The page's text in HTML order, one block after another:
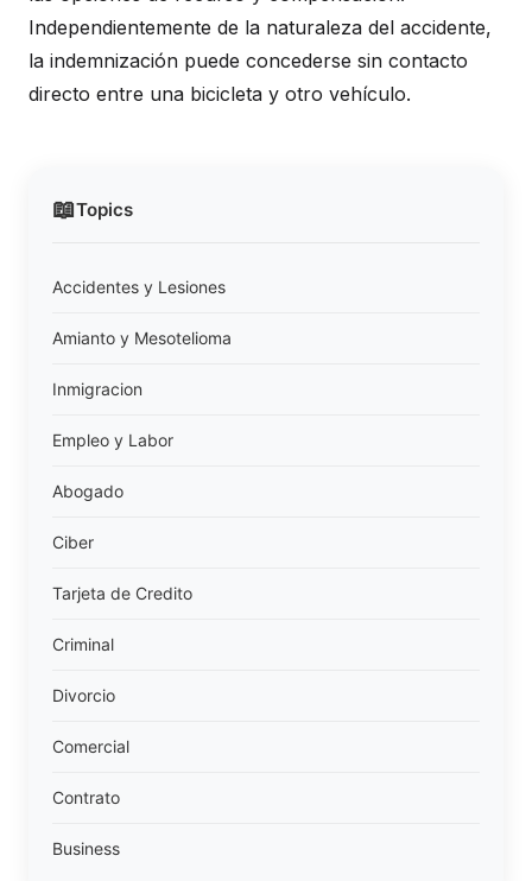
📖Topics
Accidentes y Lesiones
Amianto y Mesotelioma
Inmigracion
Empleo y Labor
Abogado
Ciber
Tarjeta de Credito
Criminal
Divorcio
Comercial
Contrato
Business
Independientemente de la naturaleza del accidente,
la indemnización puede concederse sin contacto
directo entre una bicicleta y otro vehículo.